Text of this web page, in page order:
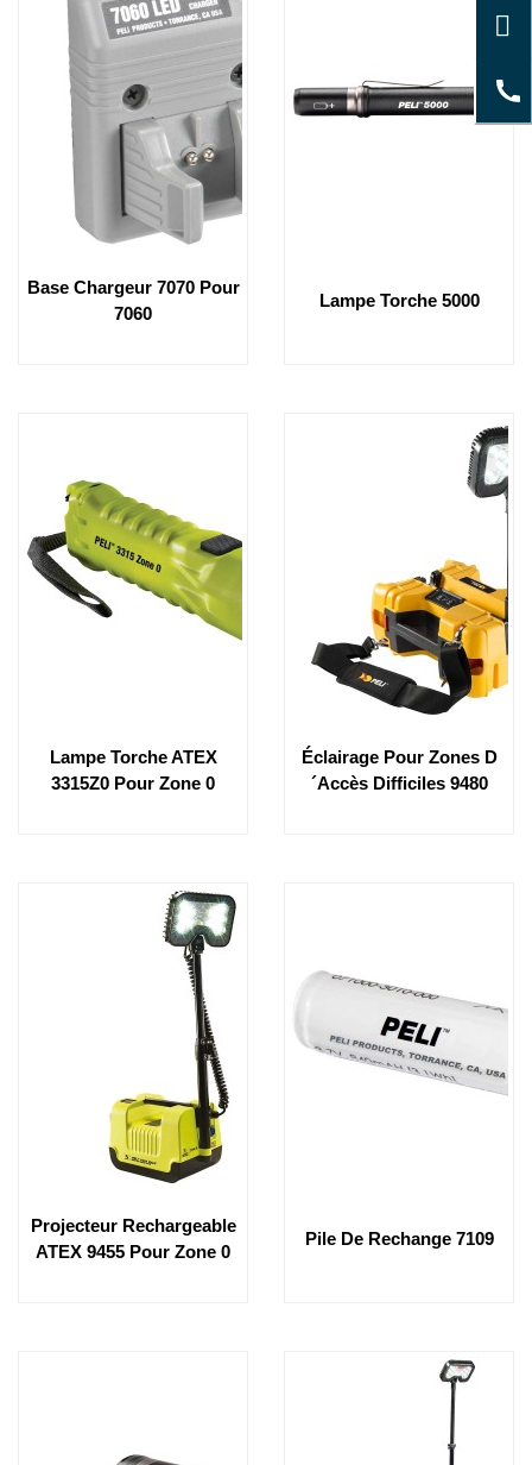
Base Chargeur 7070 Pour
7060
Lampe Torche 5000
Lampe Torche ATEX
3315Z0 Pour Zone 0
Éclairage Pour Zones D
´accès Difficiles 9480
Projecteur Rechargeable
ATEX 9455 Pour Zone 0
Pile De Rechange 7109